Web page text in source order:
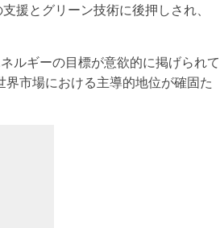
援とグリーン技術に後押しされ、
ルギーの目標が意欲的に掲げられて
市場における主導的地位が確固た